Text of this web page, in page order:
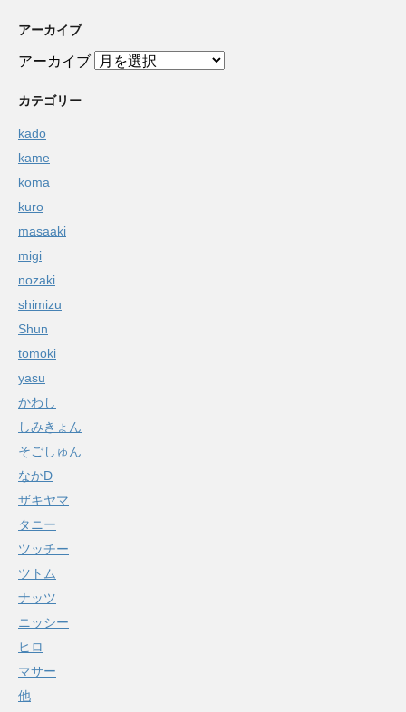
アーカイブ
アーカイブ
カテゴリー
kado
kame
koma
kuro
masaaki
migi
nozaki
shimizu
Shun
tomoki
yasu
かわし
しみきょん
そごしゅん
なかD
ザキヤマ
タニー
ツッチー
ツトム
ナッツ
ニッシー
ヒロ
マサー
他